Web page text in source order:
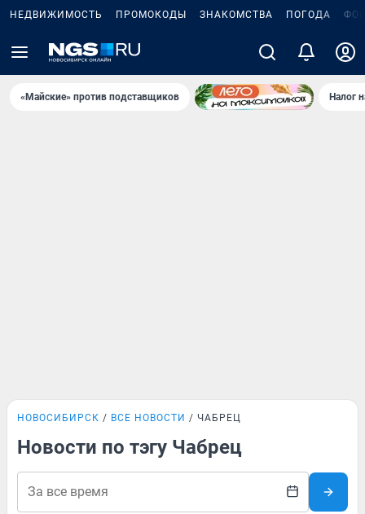
НЕДВИЖИМОСТЬ ПРОМОКОДЫ ЗНАКОМСТВА ПОГОДА
«Майские» против подставщиков Налог
НОВОСИБИРСК ВСЕ НОВОСТИ ЧАБРЕЦ
Новости по тэгу Чабрец